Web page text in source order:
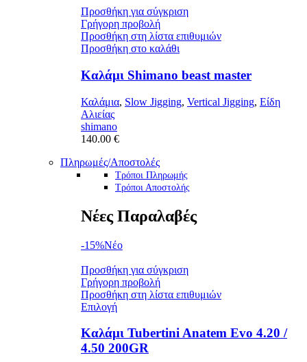
επιλεγούν
στη
σελίδα
του
προϊόντος
through
22.70 €
Προσθήκη για σύγκριση
Γρήγορη προβολή
Προσθήκη στη λίστα επιθυμιών
Προσθήκη στο καλάθι
Καλάμι Shimano beast master
Καλάμια, Slow Jigging, Vertical Jigging, Είδη
Αλιείας
shimano
140.00 €
Πληρωμές/Αποστολές
Τρόποι Πληρωμής
Τρόποι Αποστολής
Νέες Παραλαβές
-15%Νέο
Προσθήκη για σύγκριση
Γρήγορη προβολή
Προσθήκη στη λίστα επιθυμιών
ΕπιλογήΑυτό
προϊόν
έχει
πολλαπλές
Καλάμι Tubertini Anatem Evo 4.20 /
4.50 200GR